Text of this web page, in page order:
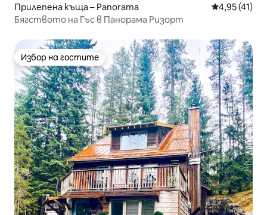
Прилепена къща – Panorama Средна
4,95 (41)
Бягството на Гъс в Панорама Ризорт
Избор на гостите
Избор на гостите